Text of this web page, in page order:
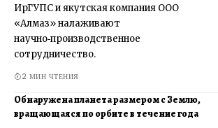
ИрГУПС и якутская компания ООО
«Алмаз» налаживают
научно‑производственное
сотрудничество.
2 МИН ЧТЕНИЯ
Обнаружена планета размером с Землю,
вращающаяся по орбите в течение года